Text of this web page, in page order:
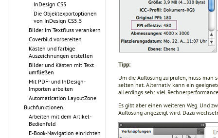
InDesign CS5
Die Objektexportoptionen
von InDesign CS5.5
Bilder im Textfluss verankern
Coverbild vorbereiten
Kästen und farbige
Auszeichnungen erstellen
Bilder und Kästen mit Text
umfließen
Mit PDF- und InDesign-
Importen arbeiten
Automatication LayoutZone
Buchfunktionen
Arbeiten mit dem Artikel-
Bedienfeld
E-Book-Navigation einrichten
Tipp:
Um die Auflösung zu prüfen, muss
selten hat. Alternativ kann ein
allerdings sehr viel
Es gibt aber einen weiteren Weg. Und
Auflösung angezeigt wird. Dazu